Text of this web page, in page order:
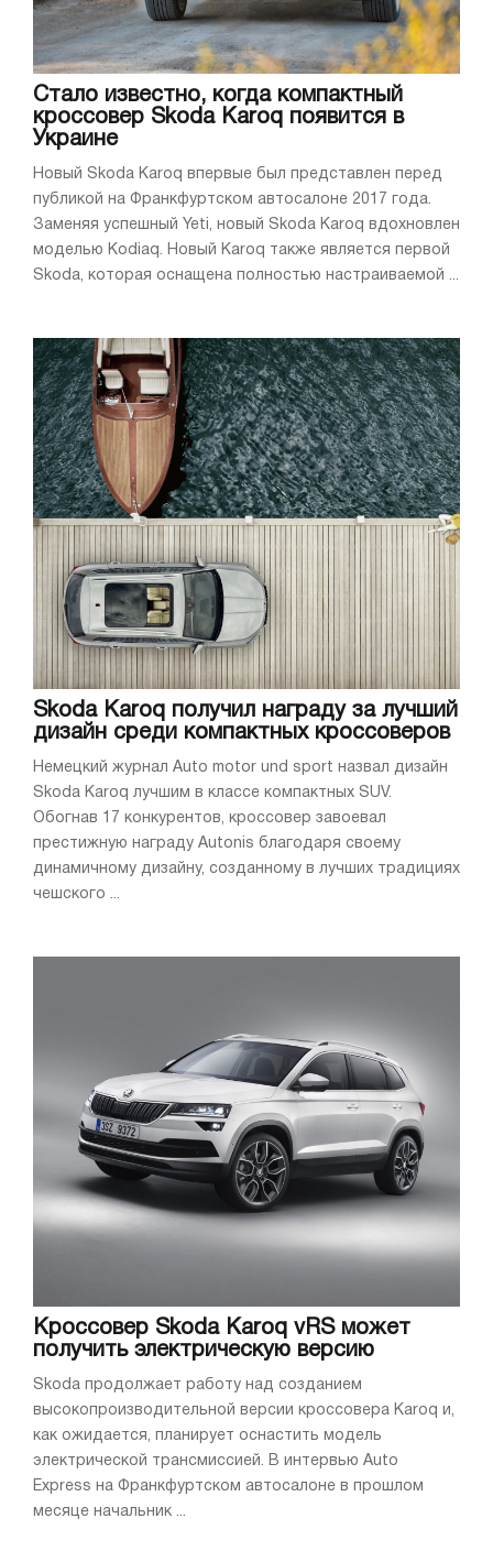
Стало известно, когда компактный
кроссовер Skoda Karoq появится в
Украине
Новый Skoda Karoq впервые был представлен перед
публикой на Франкфуртском автосалоне 2017 года.
Заменяя успешный Yeti, новый Skoda Karoq вдохновлен
моделью Kodiaq. Новый Karoq также является первой
Skoda, которая оснащена полностью настраиваемой ...
Skoda Karoq получил награду за лучший
дизайн среди компактных кроссоверов
Немецкий журнал Auto motor und sport назвал дизайн
Skoda Karoq лучшим в классе компактных SUV.
Обогнав 17 конкурентов, кроссовер завоевал
престижную награду Autonis благодаря своему
динамичному дизайну, созданному в лучших традициях
чешского ...
Кроссовер Skoda Karoq vRS может
получить электрическую версию
Skoda продолжает работу над созданием
высокопроизводительной версии кроссовера Karoq и,
как ожидается, планирует оснастить модель
электрической трансмиссией. В интервью Auto
Express на Франкфуртском автосалоне в прошлом
месяце начальник ...